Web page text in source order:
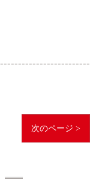
次のページ >